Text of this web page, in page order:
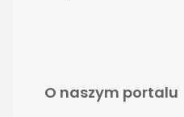
O naszym portalu